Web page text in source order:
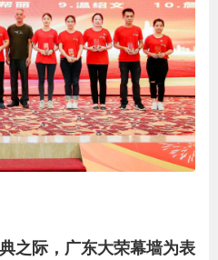
之际，广东大荣幕墙为表